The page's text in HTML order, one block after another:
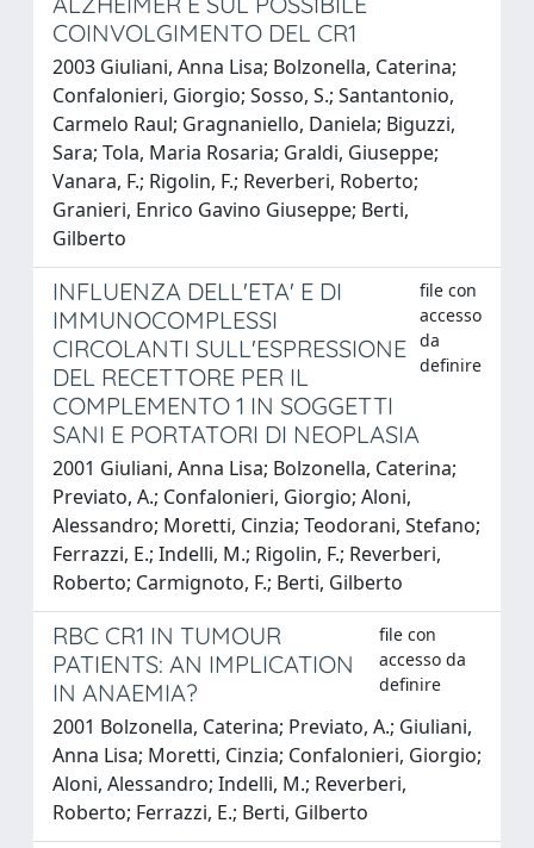
COINVOLGIMENTO DEL CR1
2003 Giuliani, Anna Lisa; Bolzonella, Caterina;
Confalonieri, Giorgio; Sosso, S.; Santantonio,
Carmelo Raul; Gragnaniello, Daniela; Biguzzi,
Sara; Tola, Maria Rosaria; Graldi, Giuseppe;
Vanara, F.; Rigolin, F.; Reverberi, Roberto;
Granieri, Enrico Gavino Giuseppe; Berti,
Gilberto
INFLUENZA DELL'ETA' E DI
IMMUNOCOMPLESSI
CIRCOLANTI SULL'ESPRESSIONE
DEL RECETTORE PER IL
COMPLEMENTO 1 IN SOGGETTI
SANI E PORTATORI DI NEOPLASIA
file con
accesso
da
definire
2001 Giuliani, Anna Lisa; Bolzonella, Caterina;
Previato, A.; Confalonieri, Giorgio; Aloni,
Alessandro; Moretti, Cinzia; Teodorani, Stefano;
Ferrazzi, E.; Indelli, M.; Rigolin, F.; Reverberi,
Roberto; Carmignoto, F.; Berti, Gilberto
RBC CR1 IN TUMOUR
PATIENTS: AN IMPLICATION
IN ANAEMIA?
file con
accesso da
definire
2001 Bolzonella, Caterina; Previato, A.; Giuliani,
Anna Lisa; Moretti, Cinzia; Confalonieri, Giorgio;
Aloni, Alessandro; Indelli, M.; Reverberi,
Roberto; Ferrazzi, E.; Berti, Gilberto